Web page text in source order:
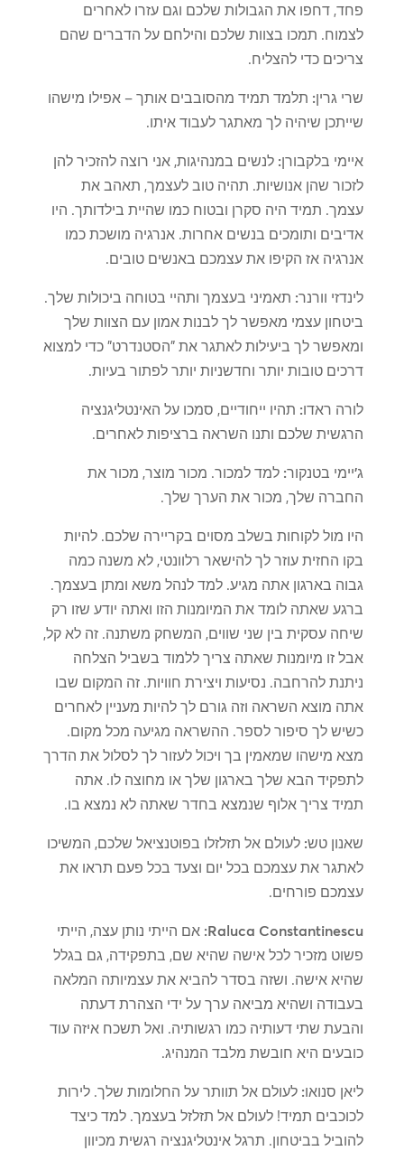
פחד, דחפו את הגבולות שלכם וגם עזרו לאחרים
לצמוח. תמכו בצוות שלכם והילחם על הדברים שהם
צריכים כדי להצליח.
שרי גרין: תלמד תמיד מהסובבים אותך – אפילו מישהו
שייתכן שיהיה לך מאתגר לעבוד איתו.
איימי בלקבורן: לנשים במנהיגות, אני רוצה להזכיר להן
לזכור שהן אנושיות. תהיה טוב לעצמך, תאהב את
עצמך. תמיד היה סקרן ובטוח כמו שהיית בילדותך. היו
אדיבים ותומכים בנשים אחרות. אנרגיה מושכת כמו
אנרגיה אז הקיפו את עצמכם באנשים טובים.
לינדזי וורנר: תאמיני בעצמך ותהיי בטוחה ביכולות שלך.
ביטחון עצמי מאפשר לך לבנות אמון עם הצוות שלך
ומאפשר לך ביעילות לאתגר את "הסטנדרט" כדי למצוא
דרכים טובות יותר וחדשניות יותר לפתור בעיות.
לורה ראדו: תהיו ייחודיים, סמכו על האינטליגנציה
הרגשית שלכם ותנו השראה ברציפות לאחרים.
ג'יימי בטנקור: למד למכור. מכור מוצר, מכור את
החברה שלך, מכור את הערך שלך.
היו מול לקוחות בשלב מסוים בקריירה שלכם. להיות
בקו החזית עוזר לך להישאר רלוונטי, לא משנה כמה
גבוה בארגון אתה מגיע. למד לנהל משא ומתן בעצמך.
ברגע שאתה לומד את המיומנות הזו ואתה יודע שזו רק
שיחה עסקית בין שני שווים, המשחק משתנה. זה לא קל,
אבל זו מיומנות שאתה צריך ללמוד בשביל הצלחה
ניתנת להרחבה. נסיעות ויצירת חוויות. זה המקום שבו
אתה מוצא השראה וזה גורם לך להיות מעניין לאחרים
כשיש לך סיפור לספר. ההשראה מגיעה מכל מקום.
מצא מישהו שמאמין בך ויכול לעזור לך לסלול את הדרך
לתפקיד הבא שלך בארגון שלך או מחוצה לו. אתה
תמיד צריך אלוף שנמצא בחדר שאתה לא נמצא בו.
שאנון טש: לעולם אל תזלזלו בפוטנציאל שלכם, המשיכו
לאתגר את עצמכם בכל יום וצעד בכל פעם תראו את
עצמכם פורחים.
Raluca Constantinescu: אם הייתי נותן עצה, הייתי
פשוט מזכיר לכל אישה שהיא שם, בתפקידה, גם בגלל
שהיא אישה. ושזה בסדר להביא את עצמיותה המלאה
בעבודה ושהיא מביאה ערך על ידי הצהרת דעתה
והבעת שתי דעותיה כמו רגשותיה. ואל תשכח איזה עוד
כובעים היא חובשת מלבד המנהיג.
ליאן סנואו: לעולם אל תוותר על החלומות שלך. לירות
לכוכבים תמיד! לעולם אל תזלזל בעצמך. למד כיצד
להוביל בביטחון. תרגל אינטליגנציה רגשית מכיוון